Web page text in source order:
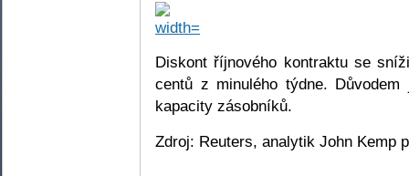
Diskont říjnového kontraktu se
centů z minulého týdne.
kapacity zásobníků.
Zdroj: Reuters, analytik John Kemp